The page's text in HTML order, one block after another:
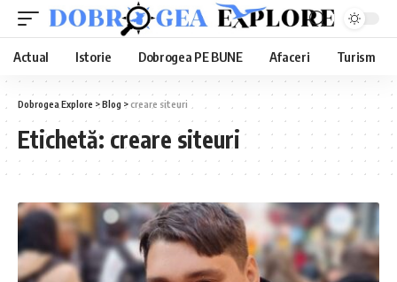
Actual Istorie Dobrogea PE BUNE Afaceri Turism
Dobrogea Explore >Blog > creare siteuri
Etichetă: creare siteuri